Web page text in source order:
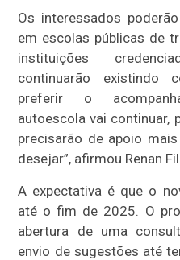
Os interessados
em escolas públicas de
instituições
continuarão existindo
preferir o
autoescola vai continuar,
precisarão de apoio
desejar”, afirmou Renan
A expectativa é que o
até o fim de 2025. O
abertura de uma
envio de sugestões até